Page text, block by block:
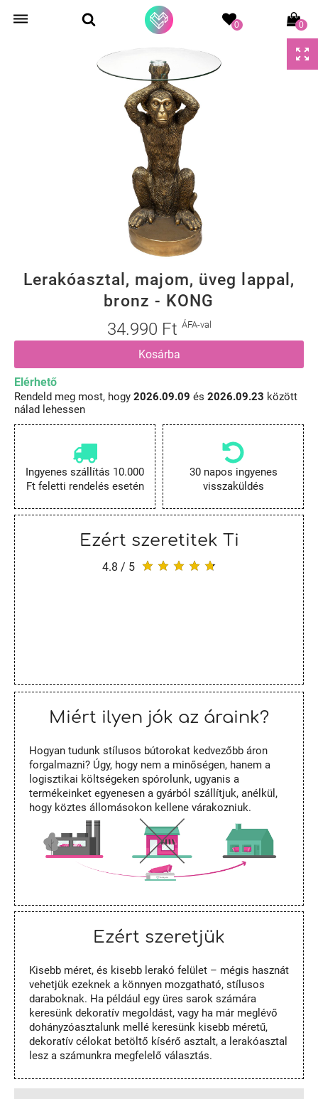
0 0
Lerakóasztal, majom, üveg lappal,
bronz - KONG
34.990 Ft ÁFA-val
Kosárba
Elérhető
Rendeld meg most, hogy 2026.09.09 és 2026.09.23 között
nálad lehessen
Ingyenes szállítás 10.000
Ft feletti rendelés esetén
30 napos ingyenes
visszaküldés
Ezért szeretitek Ti
4.8 / 5
Miért ilyen jók az áraink?
Hogyan tudunk stílusos bútorokat kedvezőbb áron
forgalmazni? Úgy, hogy nem a minőségen, hanem a
logisztikai költségeken spórolunk, ugyanis a
termékeinket egyenesen a gyárból szállítjuk, anélkül,
hogy köztes állomásokon kellene várakozniuk.
Ezért szeretjük
Kisebb méret, és kisebb lerakó felület – mégis hasznát
vehetjük ezeknek a könnyen mozgatható, stílusos
daraboknak. Ha például egy üres sarok számára
keresünk dekoratív megoldást, vagy ha már meglévő
dohányzóasztalunk mellé keresünk kisebb méretű,
dekoratív célokat betöltő kísérő asztalt, a lerakóasztal
lesz a számunkra megfelelő választás.